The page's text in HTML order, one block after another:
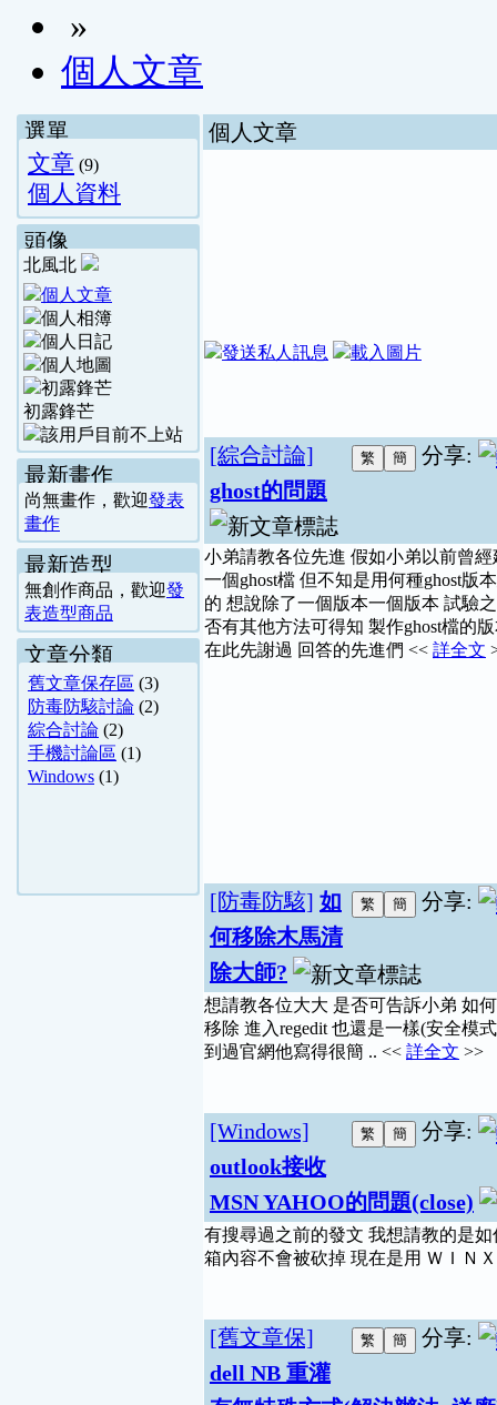
»
個人文章
選單
文章 (9)
個人資料
頭像
北風北
初露鋒芒
最新畫作
尚無畫作，歡迎發表
畫作
最新造型
無創作商品，歡迎發
表造型商品
文章分類
舊文章保存區 (3)
防毒防駭討論 (2)
綜合討論 (2)
手機討論區 (1)
Windows (1)
個人文章
分享:
[綜合討論]
ghost的問題
小弟請教各位先進 假如小弟以前曾經
一個ghost檔 但不知是用何種ghost版
的 想說除了一個版本一個版本 試驗
否有其他方法可得知 製作ghost檔的
在此先謝過 回答的先進們 << 詳全文
分享:
[防毒防駭] 如
何移除木馬清
除大師?
想請教各位大大 是否可告訴小弟 如
移除 進入regedit 也還是一樣(安全模
到過官網他寫得很簡 .. << 詳全文 >>
分享:
[Windows]
outlook接收
MSN YAHOO的問題(close)
有搜尋過之前的發文 我想請教的是
箱內容不會被砍掉 現在是用 ＷＩＮ
分享:
[舊文章保]
dell NB 重灌